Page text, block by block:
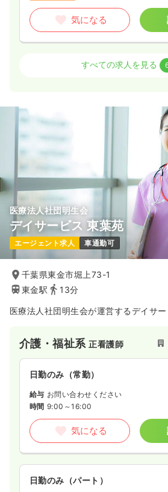
気になる
オペ室(手術室)正・准看護師
※経験5年の例
時間 8:30～17:15
4週8休以上
担当
気になる
ICU系 正看護師
日勤のみ（常勤）
給与 お問い合わせください
時間 8:30～17:15
4週8休以上
第二新卒可
気になる
給与 31.4万円/月
時間
7:30～16:15
4週8休以上
第二新卒可 月給36万
すべての求人を見る
医療法人社団明生会
デイサービス 東葉苑
エージェント求人 車通勤可
千葉県東金市堀上73-1
東金駅
13分
医療法人社団明生会が運営するデイサー
介護・福祉系正看護師
日勤のみ（常勤）
給与 お問い合わせください
時間 9:00～16:00
気になる
日勤のみ（パート）